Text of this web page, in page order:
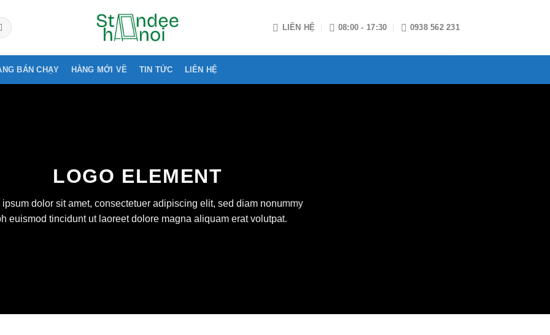
LIÊN HỆ 08:00 - 17:30 0938 562 231
BÁN CHẠY HÀNG MỚI VỀ TIN TỨC LIÊN HỆ
LOGO ELEMENT
ipsum dolor sit amet, consectetuer adipiscing elit, sed diam nonummy
euismod tincidunt ut laoreet dolore magna aliquam erat volutpat.